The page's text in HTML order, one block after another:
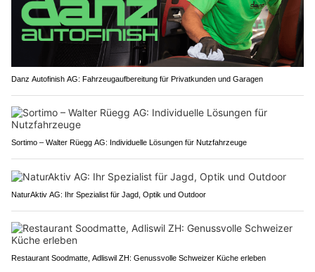
Danz Autofinish AG: Fahrzeugaufbereitung für Privatkunden und Garagen
Sortimo – Walter Rüegg AG: Individuelle Lösungen für Nutzfahrzeuge
NaturAktiv AG: Ihr Spezialist für Jagd, Optik und Outdoor
Restaurant Soodmatte, Adliswil ZH: Genussvolle Schweizer Küche erleben